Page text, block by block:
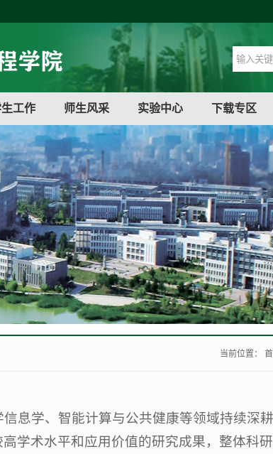
工作 师生风采 实验中心 下载专区
当前位置：
息学、智能计算与公共健康等领域持续深
学术水平和应用价值的研究成果，整体科